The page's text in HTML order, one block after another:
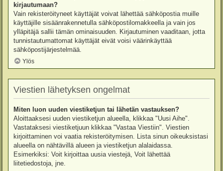
kirjautumaan?
Vain rekisteröityneet käyttäjät voivat lähettää sähköpostia muille
käyttäjille sisäänrakennetulla sähköpostilomakkeella ja vain jos
ylläpitäjä sallii tämän ominaisuuden. Kirjautuminen vaaditaan, jotta
tunnistautumattomat käyttäjät eivät voisi väärinkäyttää
sähköpostijärjestelmää.
Ylös
Viestien lähetyksen ongelmat
Miten luon uuden viestiketjun tai lähetän vastauksen?
Aloittaaksesi uuden viestiketjun alueella, klikkaa "Uusi Aihe".
Vastataksesi viestiketjuun klikkaa "Vastaa Viestiin". Viestien
kirjoittaminen voi vaatia rekisteröitymisen. Lista sinun oikeuksistasi
alueella on nähtävillä alueen ja viestiketjun alalaidassa.
Esimerkiksi: Voit kirjoittaa uusia viestejä, Voit lähettää
liitetiedostoja, jne.